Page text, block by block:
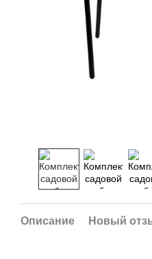
Описание Новый